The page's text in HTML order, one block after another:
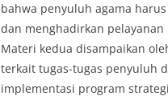
bahwa penyuluh agama
dan menghadirkan
Materi kedua disampaikan
terkait tugas-tugas penyuluh
implementasi program